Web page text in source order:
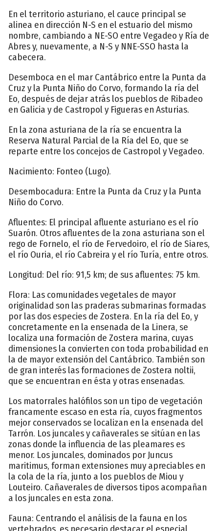
En el territorio asturiano, el cauce principal se
alinea en dirección N-S en el estuario del mismo
nombre, cambiando a NE-SO entre Vegadeo y Ría de
Abres y, nuevamente, a N-S y NNE-SSO hasta la
cabecera.
Desemboca en el mar Cantábrico entre la Punta da
Cruz y la Punta Niño do Corvo, formando la ría del
Eo, después de dejar atrás los pueblos de Ribadeo
en Galicia y de Castropol y Figueras en Asturias.
En la zona asturiana de la ría se encuentra la
Reserva Natural Parcial de la Ría del Eo, que se
reparte entre los concejos de Castropol y Vegadeo.
Nacimiento: Fonteo (Lugo).
Desembocadura: Entre la Punta da Cruz y la Punta
Niño do Corvo.
Afluentes: El principal afluente asturiano es el río
Suarón. Otros afluentes de la zona asturiana son el
rego de Fornelo, el río de Fervedoiro, el río de Siares,
el río Ouria, el río Cabreira y el río Turía, entre otros.
Longitud: Del río: 91,5 km; de sus afluentes: 75 km.
Flora: Las comunidades vegetales de mayor
originalidad son las praderas submarinas formadas
por las dos especies de Zostera. En la ría del Eo, y
concretamente en la ensenada de la Linera, se
localiza una formación de Zostera marina, cuyas
dimensiones la convierten con toda probabilidad en
la de mayor extensión del Cantábrico. También son
de gran interés las formaciones de Zostera noltii,
que se encuentran en ésta y otras ensenadas.
Los matorrales halófilos son un tipo de vegetación
francamente escaso en esta ría, cuyos fragmentos
mejor conservados se localizan en la ensenada del
Tarrón. Los juncales y cañaverales se sitúan en las
zonas donde la influencia de las pleamares es
menor. Los juncales, dominados por Juncus
maritimus, forman extensiones muy apreciables en
la cola de la ría, junto a los pueblos de Miou y
Louteiro. Cañaverales de diversos tipos acompañan
a los juncales en esta zona.
Fauna: Centrando el análisis de la fauna en los
vertebrados, es necesario destacar el especial